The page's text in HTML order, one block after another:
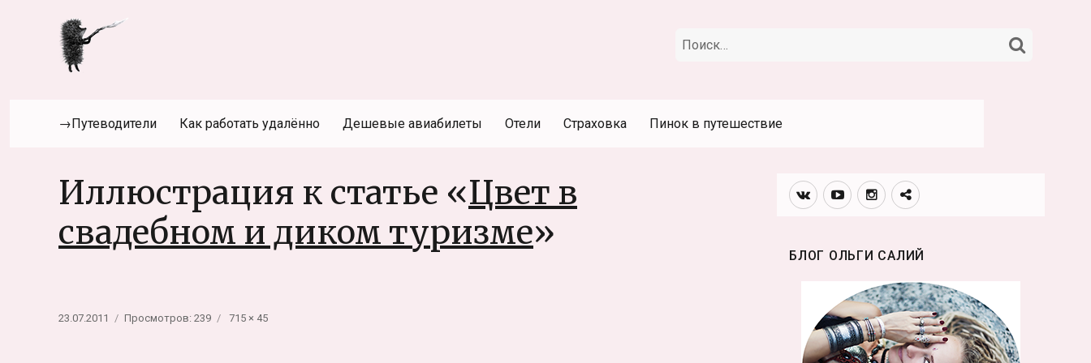
Искать:
→Путеводители Как работать удалённо Дешевые авиабилеты Отели Страховка Пинок в путешествие
Иллюстрация к статье «Цвет в
свадебном и диком туризме»
Опубликовано
23.07.2011 Просмотров: 239
Полный
715 × 45
Вконтакте
YoutubeИнстаграмм
Телеграм
БЛОГ ОЛЬГИ САЛИЙ